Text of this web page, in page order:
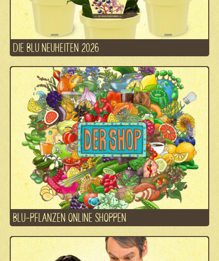
DIE BLU NEUHEITEN 2026
BLU-PFLANZEN ONLINE SHOPPEN